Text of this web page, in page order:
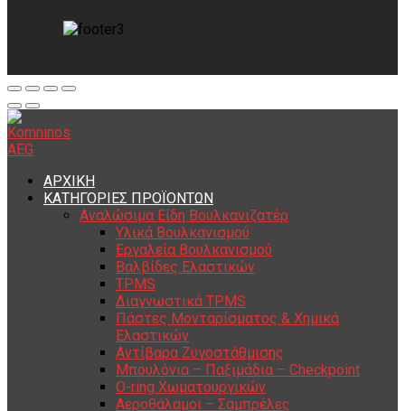
ΑΡΧΙΚΗ
ΚΑΤΗΓΟΡΙΕΣ ΠΡΟΪΟΝΤΩΝ
Αναλώσιμα Είδη Βουλκανιζατέρ
Υλικά Βουλκανισμού
Εργαλεία Βουλκανισμού
Βαλβίδες Ελαστικών
TPMS
Διαγνωστικά TPMS
Πάστες Μονταρίσματος & Χημικά
Ελαστικών
Αντίβαρα Ζυγοστάθμισης
Μπουλόνια – Παξιμάδια – Checkpoint
O-ring Χωματουργικών
Αεροθάλαμοι – Σαμπρέλες